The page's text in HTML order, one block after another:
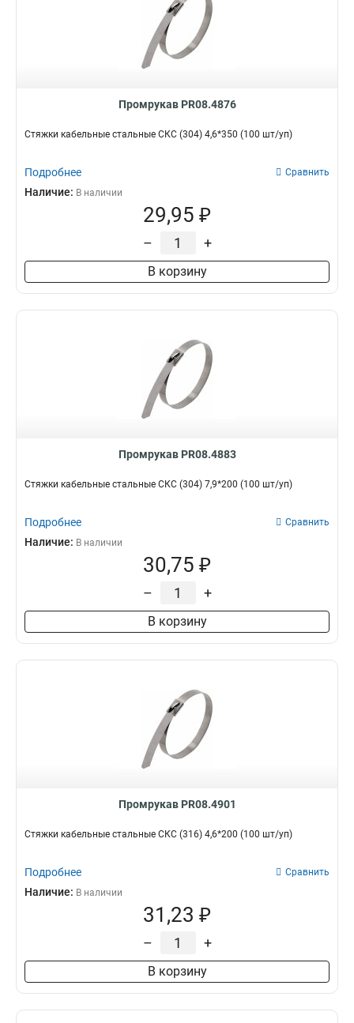
Промрукав PR08.4876
Стяжки кабельные стальные СКС (304) 4,6*350 (100 шт/уп)
Подробнее Сравнить
Наличие: В наличии
29,95 ₽
– +
В корзину
Промрукав PR08.4883
Стяжки кабельные стальные СКС (304) 7,9*200 (100 шт/уп)
Подробнее Сравнить
Наличие: В наличии
30,75 ₽
– +
В корзину
Промрукав PR08.4901
Стяжки кабельные стальные СКС (316) 4,6*200 (100 шт/уп)
Подробнее Сравнить
Наличие: В наличии
31,23 ₽
– +
В корзину